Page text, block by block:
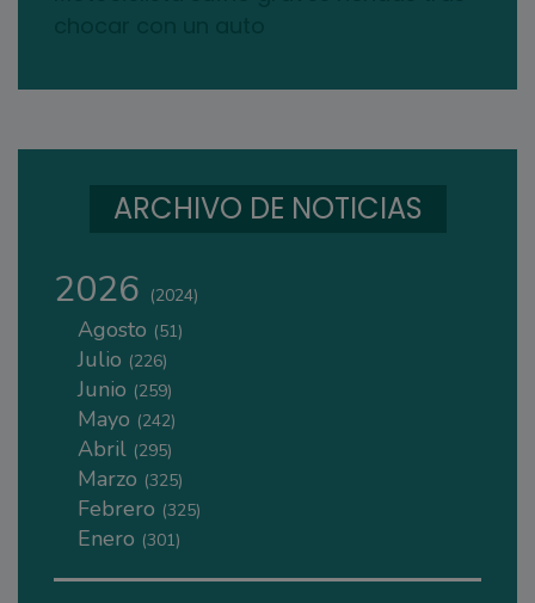
ARCHIVO DE NOTICIAS
2026 (2024)
Agosto (51)
Julio (226)
Junio (259)
Mayo (242)
Abril (295)
Marzo (325)
Febrero (325)
Enero (301)